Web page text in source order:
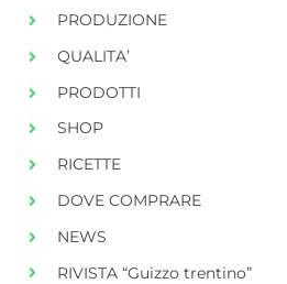
PRODUZIONE
QUALITA’
PRODOTTI
SHOP
RICETTE
DOVE COMPRARE
NEWS
RIVISTA “Guizzo trentino”